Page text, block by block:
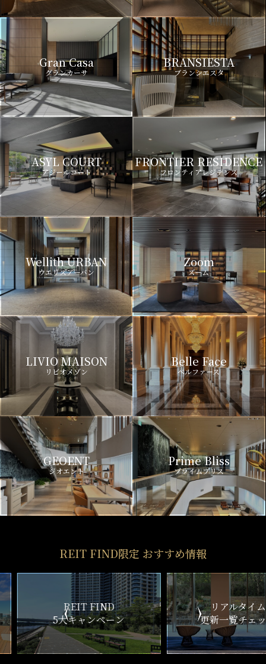
Gran Casa
グランカーサ
BRANSIESTA
ブランシエスタ
ASYL COURT
アジールコート
FRONTIER RESIDENCE
フロンティアレジデンス
Wellith URBAN
ウエリスアーバン
Zoom
ズーム
LIVIO MAISON
リビオメゾン
Belle Face
ベルファース
GEOENT
ジオエント
Prime Bliss
プライムブリス
REIT FIND限定 おすすめ情報
ン
リアルタイム
更新一覧チェック
新